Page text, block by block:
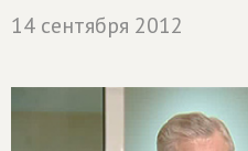
14 сентября 2012